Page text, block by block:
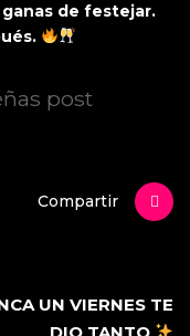
ganas de festejar.
post
Compartir
UN VIERNES TE
DIO TANTO